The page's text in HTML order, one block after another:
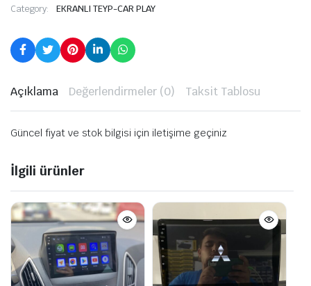
Category: EKRANLI TEYP-CAR PLAY
Açıklama Değerlendirmeler (0) Taksit Tablosu
Güncel fiyat ve stok bilgisi için iletişime geçiniz
İlgili ürünler